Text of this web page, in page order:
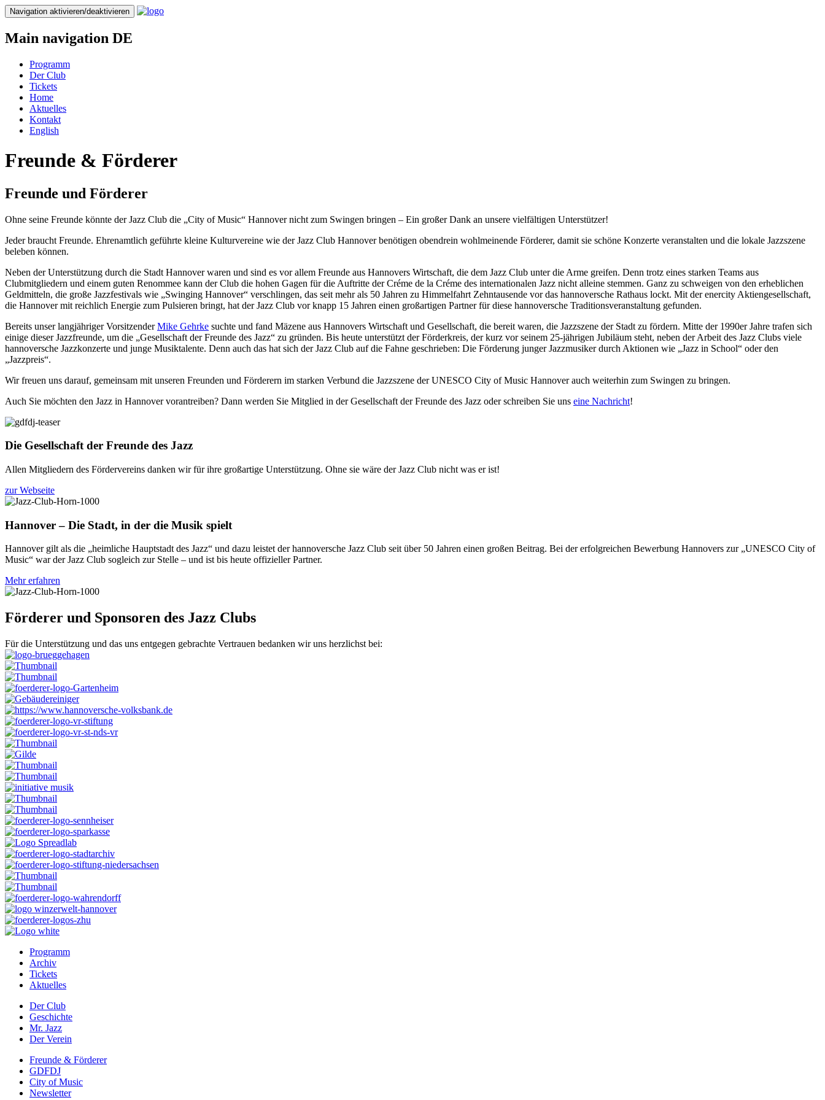
Direkt
zum
Inhalt
Navigation aktivieren/deaktivieren
Main navigation DE
Programm
Der Club
Tickets
Home
Aktuelles
Kontakt
English
Freunde & Förderer
Freunde und Förderer
Ohne seine Freunde könnte der Jazz Club die „City of Music“ Hannover nicht zum Swingen bringen – Ein großer Dank an unsere vielfältigen Unterstützer!
Jeder braucht Freunde. Ehrenamtlich geführte kleine Kulturvereine wie der Jazz Club Hannover benötigen obendrein wohlmeinende Förderer, damit sie schöne Konzerte veranstalten und die lokale Jazzszene
beleben können.
Neben der Unterstützung durch die Stadt Hannover waren und sind es vor allem Freunde aus Hannovers Wirtschaft, die dem Jazz Club unter die Arme greifen. Denn trotz eines starken Teams aus
Clubmitgliedern und einem guten Renommee kann der Club die hohen Gagen für die Auftritte der Créme de la Créme des internationalen Jazz nicht alleine stemmen. Ganz zu schweigen von den erheblichen
Geldmitteln, die große Jazzfestivals wie „Swinging Hannover“ verschlingen, das seit mehr als 50 Jahren zu Himmelfahrt Zehntausende vor das hannoversche Rathaus lockt. Mit der enercity Aktiengesellschaft,
die Hannover mit reichlich Energie zum Pulsieren bringt, hat der Jazz Club vor knapp 15 Jahren einen großartigen Partner für diese hannoversche Traditionsveranstaltung gefunden.
Bereits unser langjähriger VorsitzenderMike Gehrke suchte und fand Mäzene aus Hannovers Wirtschaft und Gesellschaft, die bereit waren, die Jazzszene der Stadt zu fördern. Mitte der 1990er Jahre trafen sich
einige dieser Jazzfreunde, um die „Gesellschaft der Freunde des Jazz“ zu gründen. Bis heute unterstützt der Förderkreis, der kurz vor seinem 25-jährigen Jubiläum steht, neben der Arbeit des Jazz Clubs viele
hannoversche Jazzkonzerte und junge Musiktalente. Denn auch das hat sich der Jazz Club auf die Fahne geschrieben: Die Förderung junger Jazzmusiker durch Aktionen wie „Jazz in School“ oder den
„Jazzpreis“.
Wir freuen uns darauf, gemeinsam mit unseren Freunden und Förderern im starken Verbund die Jazzszene der UNESCO City of Music Hannover auch weiterhin zum Swingen zu bringen.
Auch Sie möchten den Jazz in Hannover vorantreiben? Dann werden Sie Mitglied in der Gesellschaft der Freunde des Jazz oder schreiben Sie uns eine Nachricht!
Die Gesellschaft der Freunde des Jazz
Allen Mitgliedern des Fördervereins danken wir für ihre großartige Unterstützung. Ohne sie wäre der Jazz Club nicht was er ist!
zur Webseite
Hannover – Die Stadt, in der die Musik spielt
Hannover gilt als die „heimliche Hauptstadt des Jazz“ und dazu leistet der hannoversche Jazz Club seit über 50 Jahren einen großen Beitrag. Bei der erfolgreichen Bewerbung Hannovers zur „UNESCO City of
Music“ war der Jazz Club sogleich zur Stelle – und ist bis heute offizieller Partner.
Mehr erfahren
Förderer und Sponsoren des Jazz Clubs
Für die Unterstützung und das uns entgegen gebrachte Vertrauen bedanken wir uns herzlichst bei:
Prefooter
Programm
Archiv
Tickets
Aktuelles
Prefooter
Der Club
Geschichte
Mr. Jazz
Der Verein
Prefooter
Freunde & Förderer
GDFDJ
City of Music
Newsletter